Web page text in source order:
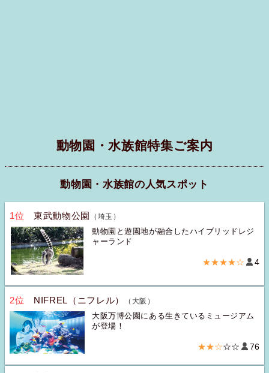
動物園・水族館特集ご案内
動物園・水族館の人気スポット
1位 東武動物公園
（埼玉）
動物園と遊園地が融合したハイブリッドレジ
ャーランド
★★★★☆ 4
2位 NIFREL（ニフレル）
（大阪）
大阪万博公園にある生きているミュージアム
が登場！
★★☆☆☆ 76